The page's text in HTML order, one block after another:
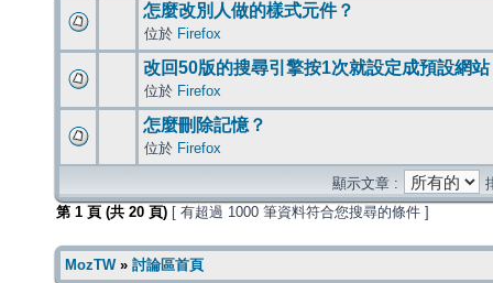
怎麼改別人做的樣式元件？
位於 Firefox
改回50版的搜尋引擎按1次就設定成預設網站
位於 Firefox
怎麼刪除記憶？
位於 Firefox
顯示文章 :
第 1 頁 (共 20 頁) [ 有超過 1000 筆資料符合您搜尋的條件 ]
MozTW» 討論區首頁